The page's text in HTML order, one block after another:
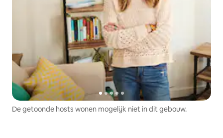
De getoonde hosts wonen mogelijk niet in dit gebouw.